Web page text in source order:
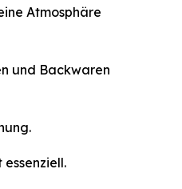
Atmosphäre
und Backwaren